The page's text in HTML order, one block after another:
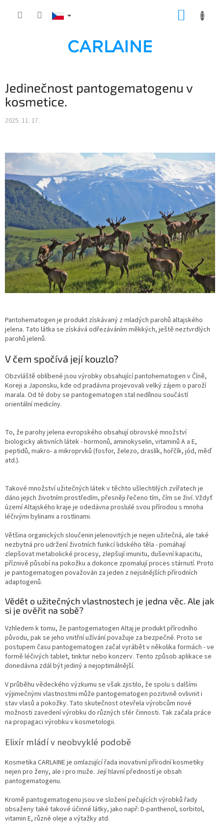
Jedinečnost pantogematogenu v
kosmetice.
2025. 11. 17.
Pantohematogen je produkt získávaný z mladých parohů altajského
jelena. Tato látka se získává odřezáváním měkkých, ještě neztvrdlých
parohů jelenů.
V čem spočívá její kouzlo?
Obzvláště oblíbené jsou výrobky obsahující pantohematogen v Číně,
Koreji a Japonsku, kde od pradávna projevovali velký zájem o paroží
marala. Od té doby se pantogematogen stal nedílnou součástí
orientální medicíny.
To, že parohy jelena evropského obsahují obrovské množství
biologicky aktivních látek - hormonů, aminokyselin, vitaminů A a E,
peptidů, makro- a mikroprvků (fosfor, železo, draslík, hořčík, jód, měď
atd.).
Takové množství užitečných látek v těchto ušlechtilých zvířatech je
dáno jejich životním prostředím, přesněji řečeno tím, čím se živí. Vždyť
území Altajského kraje je odedávna proslulé svou přírodou s mnoha
léčivými bylinami a rostlinami.
Většina organických sloučenin jelenovitých je nejen užitečná, ale také
nezbytná pro udržení životních funkcí lidského těla - pomáhají
zlepšovat metabolické procesy, zlepšují imunitu, duševní kapacitu,
příznivě působí na pokožku a dokonce zpomalují proces stárnutí. Proto
je pantogematogen považován za jeden z nejsilnějších přírodních
adaptogenů.
Vědět o užitečných vlastnostech je jedna věc. Ale jak
si je ověřit na sobě?
Vzhledem k tomu, že pantogematogen Altaj je produkt přírodního
původu, pak se jeho vnitřní užívání považuje za bezpečné. Proto se
postupem času pantogematogen začal vyrábět v několika formách - ve
formě léčivých tablet, tinktur nebo konzerv. Tento způsob aplikace se
donedávna zdál být jediný a nejoptimálnější.
V průběhu vědeckého výzkumu se však zjistilo, že spolu s dalšími
výjimečnými vlastnostmi může pantogematogen pozitivně ovlivnit i
stav vlasů a pokožky. Tato skutečnost otevřela výrobcům nové
možnosti zavedení výrobku do různých sfér činnosti. Tak začala práce
na propagaci výrobku v kosmetologii.
Elixír mládí v neobvyklé podobě
Kosmetika CARLAINE je omlazující řada inovativní přírodní kosmetiky
nejen pro ženy, ale i pro muže. Její hlavní předností je obsah
pantogematogenu.
Kromě pantogematogenu jsou ve složení pečujících výrobků řady
obsaženy také takové účinné látky, jako např: D-panthenol, sorbitol,
vitamin E, různé oleje a výtažky atd.